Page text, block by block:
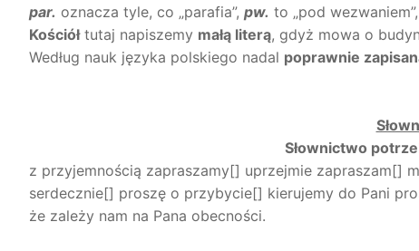
par. oznacza tyle, co „parafia”, pw. to „pod
Kościółtutaj napiszemy małą literą, gdyż mowa o
Według nauk języka polskiego nadal poprawnie
Słownictwo
z przyjemnością zapraszamy[] uprzejmie zapraszam[]
serdecznie[] proszę o przybycie[] kierujemy do Pani
że zależy nam na Pana obecności.